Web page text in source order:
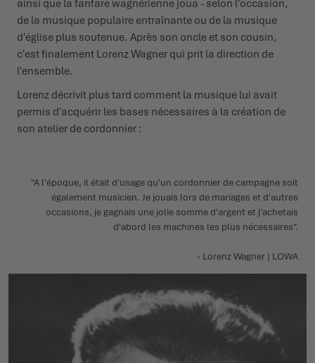
ainsi que la fanfare wagnérienne joua - selon l'occasion,
de la musique populaire entraînante ou de la musique
d'église plus soutenue. Après son oncle et son cousin,
c'est finalement Lorenz Wagner qui prit la direction de
l'ensemble.
Lorenz décrivit plus tard comment la musique lui avait
permis d'acquérir les bases nécessaires à la création de
son atelier de cordonnier :
"A l'époque, il était d'usage qu'un cordonnier de campagne soit
également musicien. Je jouais lors de mariages et d'autres
occasions, je gagnais une jolie somme d'argent et j'achetais
d'abord les machines les plus nécessaires".
- Lorenz Wagner | LOWA